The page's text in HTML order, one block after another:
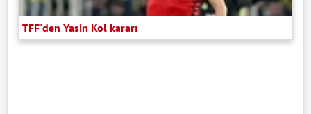
TFF'den Yasin Kol kararı